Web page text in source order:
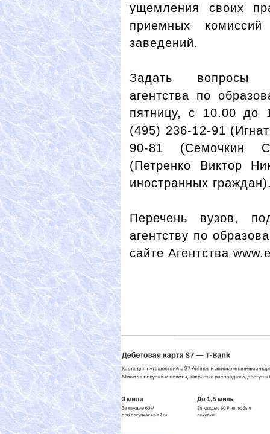
ущемления своих
приемных
заведений.
Задать вопросы
агентства по
пятницу, с 10.00 до
(495) 236-12-91
90-81 (Семочкин
(Петренко Виктор
иностранных
Перечень вузов,
агентству по
сайте Агентства